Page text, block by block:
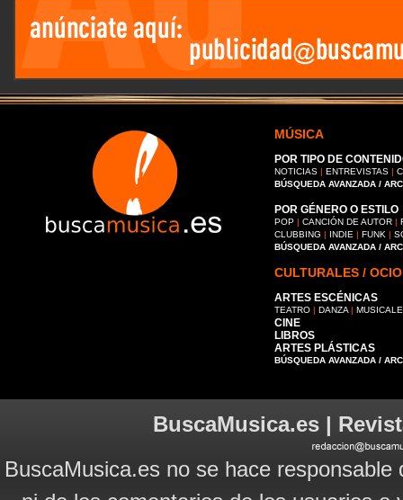
MÚSICA
POR TIPO DE
NOTICIAS | ENTREVISTAS |
BÚSQUEDA AVANZADA /
POR GÉNERO O ESTILO
POP | CANCIÓN DE AUTOR |
CLUBBING | INDIE | FUNK |
BÚSQUEDA AVANZADA /
CULTURALES / OCIO
ARTES ESCÉNICAS
TEATRO | DANZA |
CINE
LIBROS
ARTES PLÁSTICAS
BÚSQUEDA AVANZADA /
BuscaMusica.es |
BuscaMusica.es no se hace